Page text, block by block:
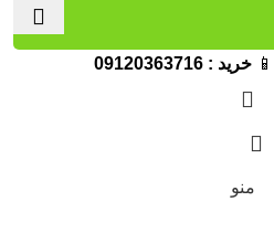
📱 خرید : 09120363716
منو